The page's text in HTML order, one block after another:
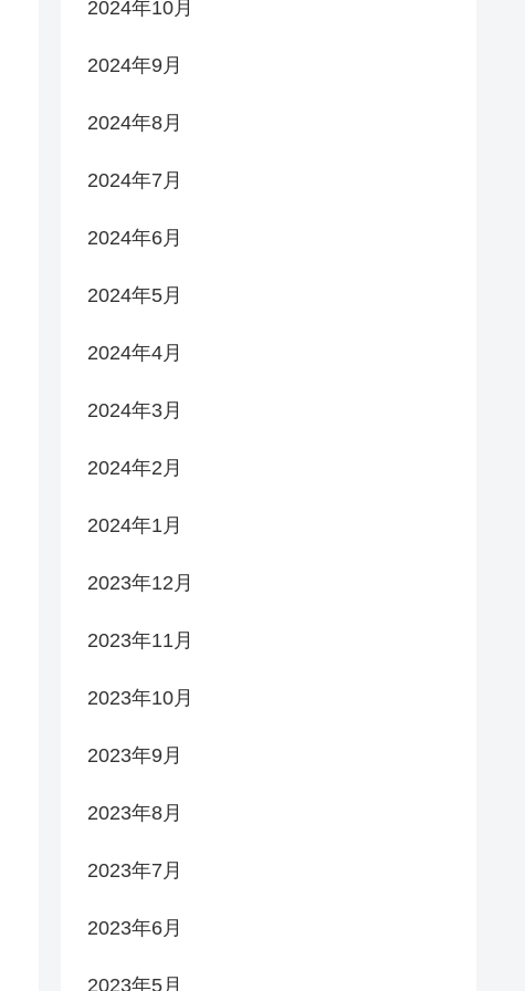
2024年10月
2024年9月
2024年8月
2024年7月
2024年6月
2024年5月
2024年4月
2024年3月
2024年2月
2024年1月
2023年12月
2023年11月
2023年10月
2023年9月
2023年8月
2023年7月
2023年6月
2023年5月